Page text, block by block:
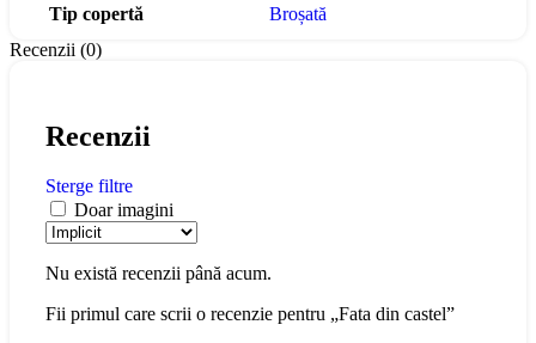
Tip copertă
Broșată
Recenzii (0)
Recenzii
Sterge filtre
Doar imagini
Nu există recenzii până acum.
Fii primul care scrii o recenzie pentru „Fata din castel”